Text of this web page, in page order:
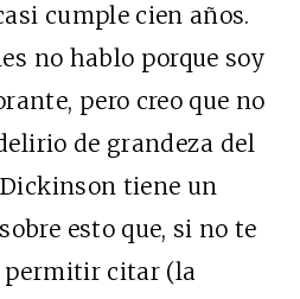
cumple cien años.
no hablo porque soy
pero creo que no
de grandeza del
tiene un
esto que, si no te
permitir citar (la